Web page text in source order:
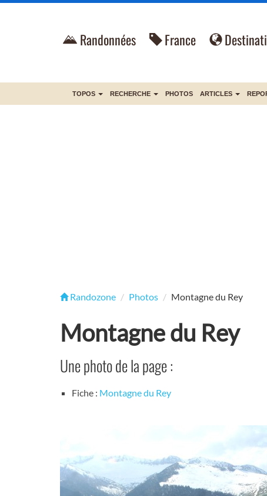
Randonnées France
TOPOS RECHERCHE PHOTOS ARTICLES
Randozone Photos Montagne du Rey
Montagne du Rey
Une photo de la page :
Fiche : Montagne du Rey